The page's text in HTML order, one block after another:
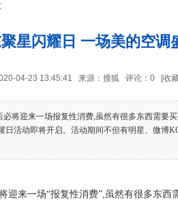
星闪耀日 一场美的空调
04-23 13:45:41 来源：搜狐 评论： 0 [收
将迎来一场报复性消费,虽然有很多东西需
日活动即将开启。活动期间不但有明星、微博
来一场“报复性消费”,虽然有很多东西